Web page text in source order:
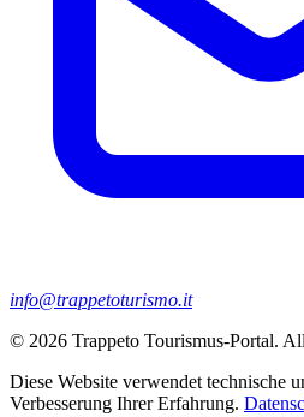
info@trappetoturismo.it
© 2026 Trappeto Tourismus-Portal.
Diese Website verwendet technische
Verbesserung Ihrer Erfahrung.